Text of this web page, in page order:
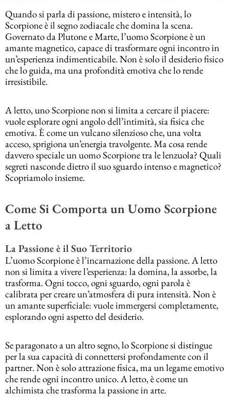
Quando si parla di passione, mistero e intensità, lo
Scorpione è il segno zodiacale che domina la scena.
Governato da Plutone e Marte, l’uomo Scorpione è un
amante magnetico, capace di trasformare ogni incontro in
un’esperienza indimenticabile. Non è solo il desiderio fisico
che lo guida, ma una profondità emotiva che lo rende
irresistibile.
A letto, uno Scorpione non si limita a cercare il piacere:
vuole esplorare ogni angolo dell’intimità, sia fisica che
emotiva. È come un vulcano silenzioso che, una volta
acceso, sprigiona un’energia travolgente. Ma cosa rende
davvero speciale un uomo Scorpione tra le lenzuola? Quali
segreti nasconde dietro il suo sguardo intenso e magnetico?
Scopriamolo insieme.
Come Si Comporta un Uomo Scorpione
a Letto
La Passione è il Suo Territorio
L’uomo Scorpione è l’incarnazione della passione. A letto
non si limita a vivere l’esperienza: la domina, la assorbe, la
trasforma. Ogni tocco, ogni sguardo, ogni parola è
calibrata per creare un’atmosfera di pura intensità. Non è
un amante superficiale: vuole immergersi completamente,
esplorando ogni aspetto del desiderio.
Se paragonato a un altro segno, lo Scorpione si distingue
per la sua capacità di connettersi profondamente con il
partner. Non è solo attrazione fisica, ma un legame emotivo
che rende ogni incontro unico. A letto, è come un
alchimista che trasforma la passione in arte.